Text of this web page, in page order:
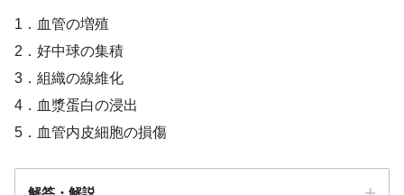
1．血管の増殖
2．好中球の集積
3．組織の線維化
4．血漿蛋白の浸出
5．血管内皮細胞の損傷